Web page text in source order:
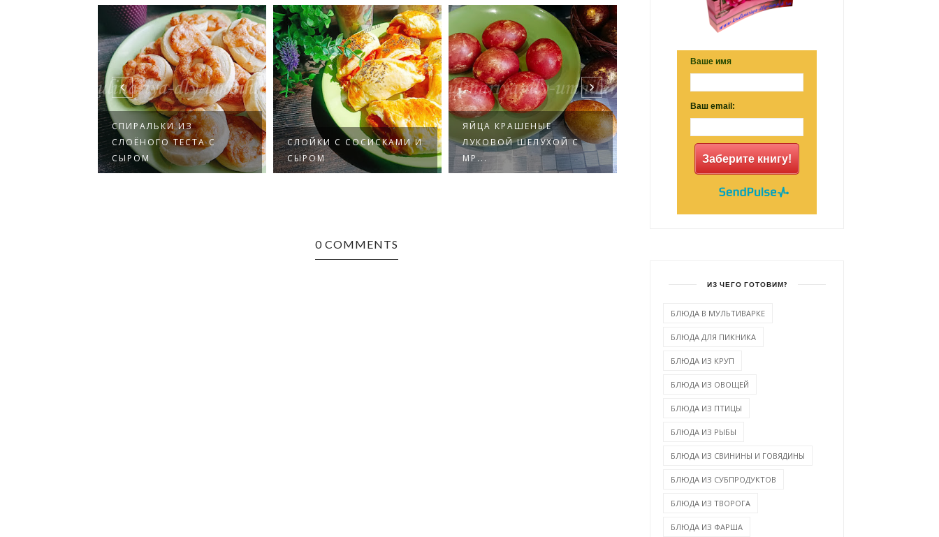
СПИРАЛЬКИ ИЗ
СЛОЁНОГО ТЕСТА С
СЫРОМ
СЛОЙКИ С СОСИСКАМИ И
СЫРОМ
ЯЙЦА КРАШЕНЫЕ
ЛУКОВОЙ ШЕЛУХОЙ С
МР...
ПАШТЕТ ПЕЧНОЧНЫЙ СО
0 COMMENTS
Ваше имя
Ваш email:
Заберите книгу!
ИЗ ЧЕГО ГОТОВИМ?
БЛЮДА В МУЛЬТИВАРКЕ
БЛЮДА ДЛЯ ПИКНИКА
БЛЮДА ИЗ КРУП
БЛЮДА ИЗ ОВОЩЕЙ
БЛЮДА ИЗ ПТИЦЫ
БЛЮДА ИЗ РЫБЫ
БЛЮДА ИЗ СВИНИНЫ И ГОВЯДИНЫ
БЛЮДА ИЗ СУБПРОДУКТОВ
БЛЮДА ИЗ ТВОРОГА
БЛЮДА ИЗ ФАРША